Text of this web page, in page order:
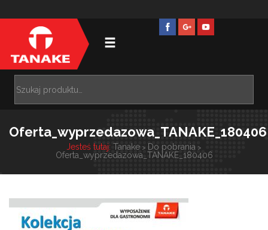
Oferta_wyprzedazowa_TANAKE_180406
Jesteś tutaj: Tanake > Do pobrania >
Oferta_wyprzedazowa_TANAKE_180406